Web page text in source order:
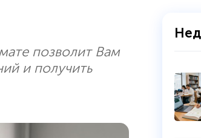
позволит Вам
и получить